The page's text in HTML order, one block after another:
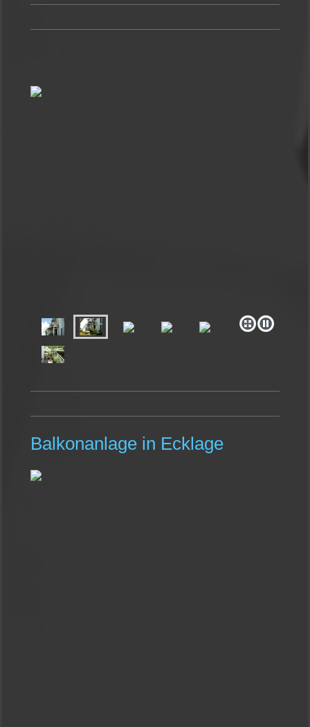
Balkonanlage in Ecklage